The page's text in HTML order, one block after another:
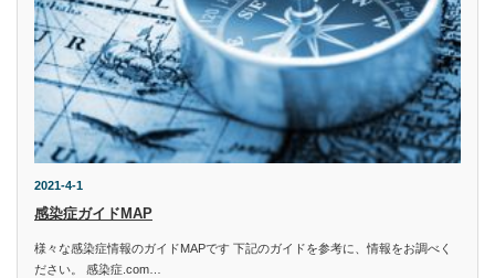
2021-4-1
感染症ガイドMAP
様々な感染症情報のガイドMAPです 下記のガイドを参考に、情報をお調べく
ださい。 感染症.com…